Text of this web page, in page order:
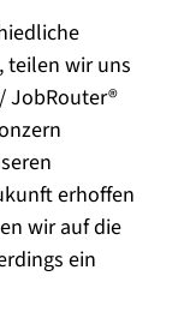
teilen wir uns
JobRouter®
erhoffen
wir auf die
ein